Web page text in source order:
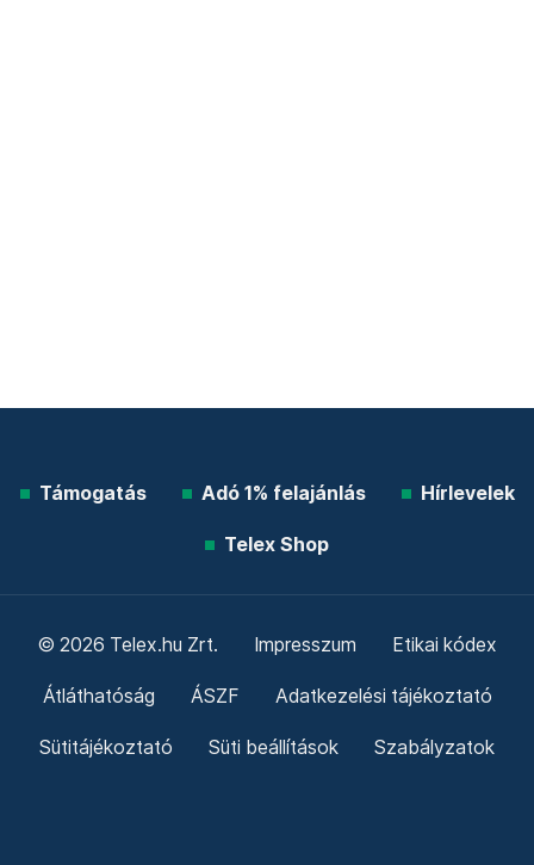
Támogatás Adó 1% felajánlás Hírlevelek
Telex Shop
© 2026 Telex.hu Zrt. Impresszum Etikai kódex
Átláthatóság ÁSZF Adatkezelési tájékoztató
Sütitájékoztató Süti beállítások Szabályzatok